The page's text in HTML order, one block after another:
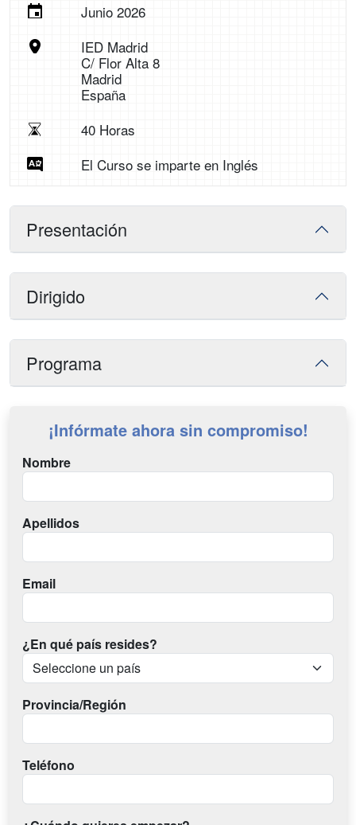
Junio 2026
IED Madrid
C/ Flor Alta 8
Madrid
España
40 Horas
El Curso se imparte en Inglés
Presentación
Dirigido
Programa
¡Infórmate ahora sin compromiso!
Nombre
Apellidos
Email
¿En qué país resides?
Provincia/Región
Teléfono